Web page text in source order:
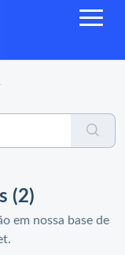
(2)
em nossa base de